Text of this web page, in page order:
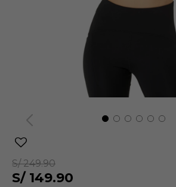
S/ 149.90
S/ 249.90